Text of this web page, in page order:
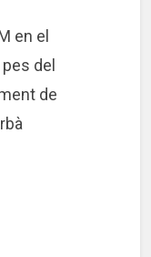
en el
del
de